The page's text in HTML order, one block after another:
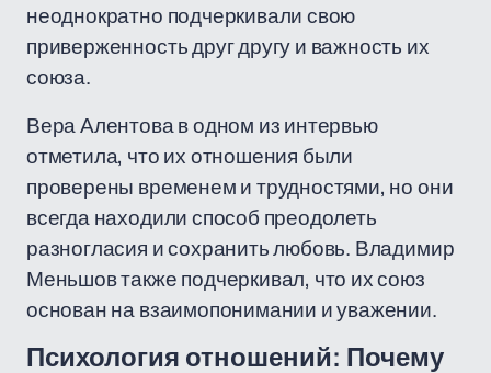
неоднократно подчеркивали свою
приверженность друг другу и важность их
союза.
Вера Алентова в одном из интервью
отметила, что их отношения были
проверены временем и трудностями, но они
всегда находили способ преодолеть
разногласия и сохранить любовь. Владимир
Меньшов также подчеркивал, что их союз
основан на взаимопонимании и уважении.
Психология отношений: Почему